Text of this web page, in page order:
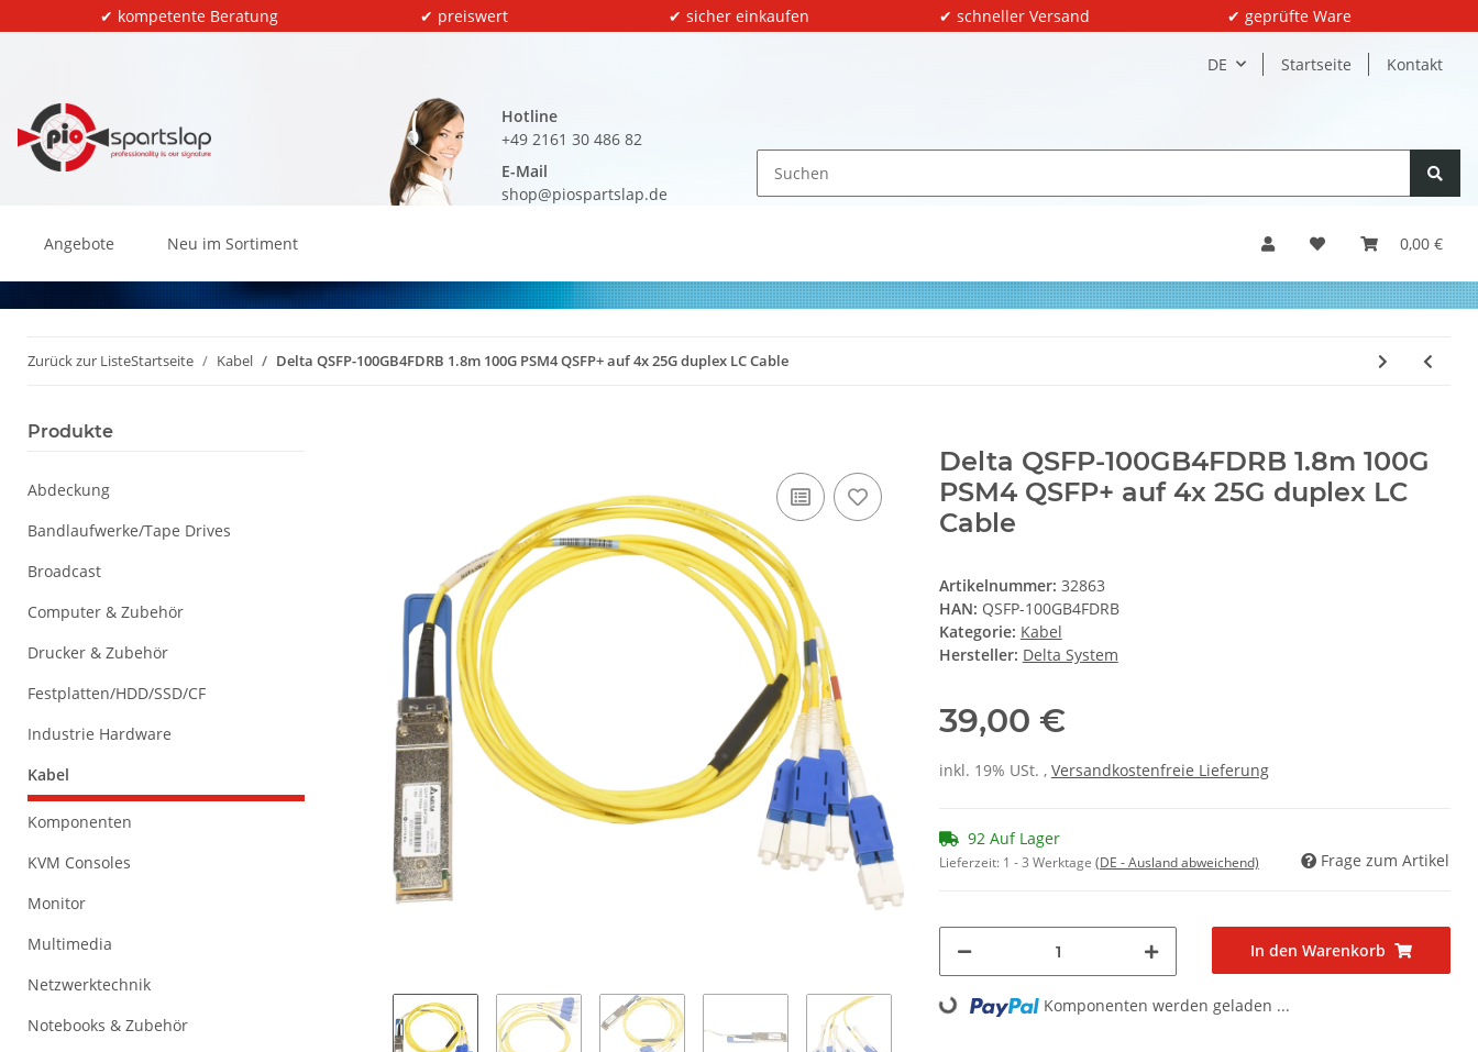
✔ kompetente Beratung ✔ preiswert ✔ sicher einkaufen ✔ schneller Versand ✔ geprüfte Ware
DE Startseite Kontakt
Hotline
+49 2161 30 486 82
E-Mail
shop@piospartslap.de
0,00 €
Angebote Neu im Sortiment
Zurück zur ListeStartseite Kabel Delta QSFP-100GB4FDRB 1.8m 100G PSM4 QSFP+ auf 4x 25G duplex LC Cable
Delta QSFP-100GB4FDRB 1.8m 100G
PSM4 QSFP+ auf 4x 25G duplex LC
Cable
Artikelnummer: 32863
HAN: QSFP-100GB4FDRB
Kategorie: Kabel
Hersteller: Delta System
39,00 €
inkl. 19% USt. , Versandkostenfreie Lieferung
92 Auf Lager
Lieferzeit: 1 - 3 Werktage (DE - Ausland abweichend) Frage zum Artikel
In den Warenkorb
Loading... Komponenten werden geladen ...
Produkte
Abdeckung
Bandlaufwerke/Tape Drives
Broadcast
Computer & Zubehör
Drucker & Zubehör
Festplatten/HDD/SSD/CF
Industrie Hardware
Kabel
Komponenten
KVM Consoles
Monitor
Multimedia
Netzwerktechnik
Notebooks & Zubehör